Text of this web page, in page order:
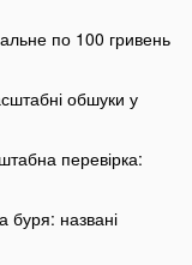
по 100 гривень
обшуки у
перевірка:
буря: названі